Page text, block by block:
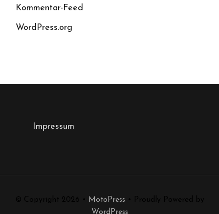
Kommentar-Feed
WordPress.org
Impressum
MotoPress
WordPress